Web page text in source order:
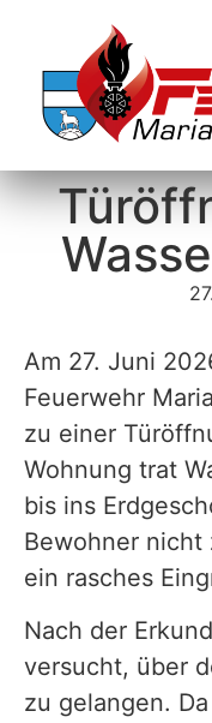
Am 27. Juni
Feuerwehr
zu einer
Wohnung trat
bis ins
Bewohner nicht
ein rasches
Nach der
versucht, über
zu gelangen.